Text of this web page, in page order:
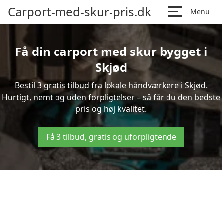
Carport-med-skur-pris.dk Menu
Få din carport med skur bygget i
Skjød
Bestil 3 gratis tilbud fra lokale håndværkere i Skjød.
Hurtigt, nemt og uden forpligtelser – så får du den bedste
pris og høj kvalitet.
Få 3 tilbud, gratis og uforpligtende